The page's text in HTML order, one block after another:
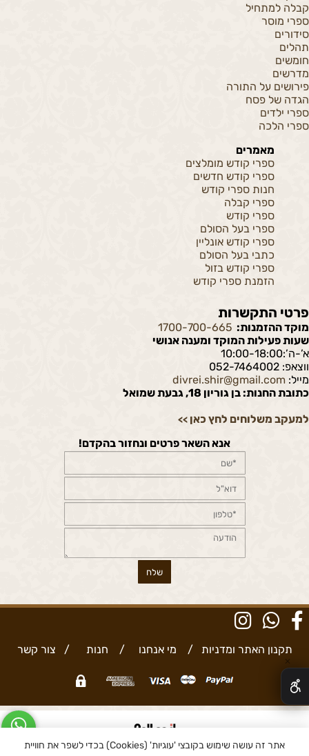
קבלה למתחיל
ספרי מוסר
סידורים
תהלים
חומשים
מדרשים
פירושים על התורה
הגדה של פסח
ספרי ילדים
ספרי הלכה
מאמרים
ספרי קודש מומלצים
ספרי קודש חדשים
חנות ספרי קודש
ספרי קבלה
ספרי קודש
ספרי בעל הסולם
ספרי קודש אונליין
כתבי בעל הסולם
ספרי קודש בזול
הזמנת ספרי קודש
פרטי התקשרות
מוקד ההזמנות: 1700-700-665
שעות פעילות המוקד ומענה אנושי
א’-ה’:10:00-18:00
ווצאפ: 052-7464002
מייל: divrei.shir@gmail.com
כתובת החנות: בן גוריון 18, גבעת שמואל
למעקב משלוחים לחץ כאן >>
אנא השאר פרטים ונחזור בהקדם!
תקנון האתר ומדניות / מי אנחנו / חנות / צור קשר
בניית אתרים
✕
אתר זה עושה שימוש בקובצי 'עוגיות' (Cookies) בכדי לשפר את חוויית